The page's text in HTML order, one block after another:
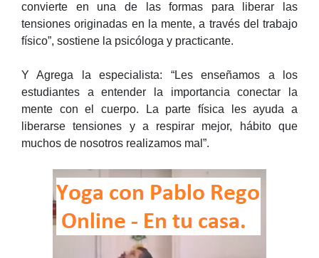
convierte en una de las formas para liberar las
tensiones originadas en la mente, a través del trabajo
físico”, sostiene la psicóloga y practicante.
Y Agrega la especialista: “Les enseñamos a los
estudiantes a entender la importancia conectar la
mente con el cuerpo. La parte física les ayuda a
liberarse tensiones y a respirar mejor, hábito que
muchos de nosotros realizamos mal”.